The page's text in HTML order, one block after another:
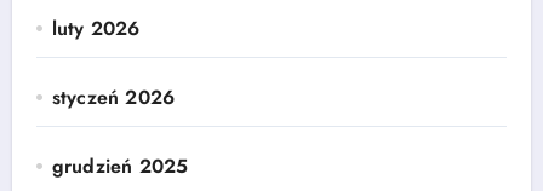
luty 2026
styczeń 2026
grudzień 2025